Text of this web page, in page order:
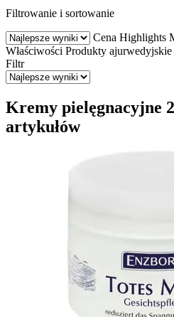
Filtrowanie i sortowanie
Cena Highlights
Właściwości Produkty ajurwedyjskie
Filtr
Kremy pielęgnacyjne
artykułów